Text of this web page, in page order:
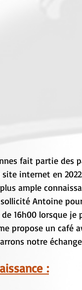
fait partie des
internet en
ample
sollicité Antoine
16h00 lorsque je
propose un café
notre
: